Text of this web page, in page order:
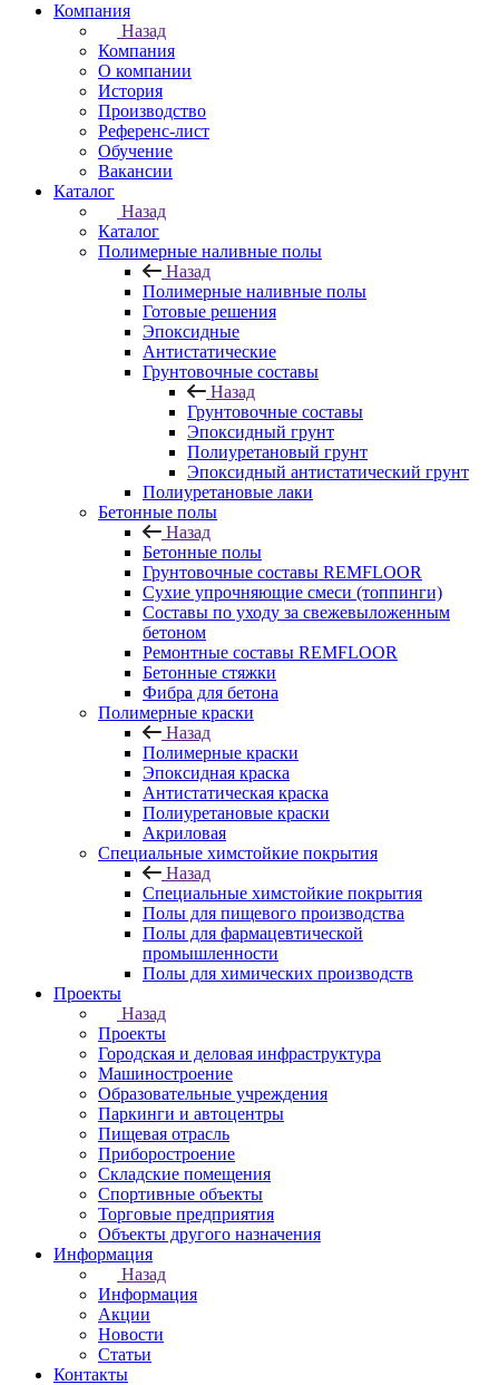
Компания
Назад
Компания
О компании
История
Производство
Референс-лист
Обучение
Вакансии
Каталог
Назад
Каталог
Полимерные наливные полы
Назад
Полимерные наливные полы
Готовые решения
Эпоксидные
Антистатические
Грунтовочные составы
Назад
Грунтовочные составы
Эпоксидный грунт
Полиуретановый грунт
Эпоксидный антистатический грунт
Полиуретановые лаки
Бетонные полы
Назад
Бетонные полы
Грунтовочные составы REMFLOOR
Сухие упрочняющие смеси (топпинги)
Составы по уходу за свежевыложенным
бетоном
Ремонтные составы REMFLOOR
Бетонные стяжки
Фибра для бетона
Полимерные краски
Назад
Полимерные краски
Эпоксидная краска
Антистатическая краска
Полиуретановые краски
Акриловая
Специальные химстойкие покрытия
Назад
Специальные химстойкие покрытия
Полы для пищевого производства
Полы для фармацевтической
промышленности
Полы для химических производств
Проекты
Назад
Проекты
Городская и деловая инфраструктура
Машиностроение
Образовательные учреждения
Паркинги и автоцентры
Пищевая отрасль
Приборостроение
Складские помещения
Спортивные объекты
Торговые предприятия
Объекты другого назначения
Информация
Назад
Информация
Акции
Новости
Статьи
Контакты